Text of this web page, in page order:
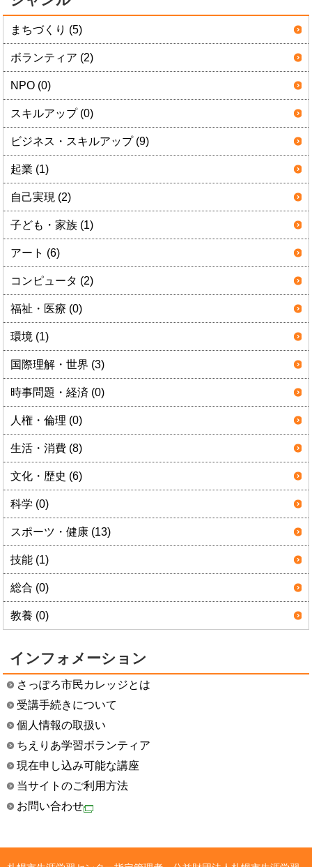
まちづくり (5)
ボランティア (2)
NPO (0)
スキルアップ (0)
ビジネス・スキルアップ (9)
起業 (1)
自己実現 (2)
子ども・家族 (1)
アート (6)
コンピュータ (2)
福祉・医療 (0)
環境 (1)
国際理解・世界 (3)
時事問題・経済 (0)
人権・倫理 (0)
生活・消費 (8)
文化・歴史 (6)
科学 (0)
スポーツ・健康 (13)
技能 (1)
総合 (0)
教養 (0)
インフォメーション
さっぽろ市民カレッジとは
受講手続きについて
個人情報の取扱い
ちえりあ学習ボランティア
現在申し込み可能な講座
当サイトのご利用方法
お問い合わせ